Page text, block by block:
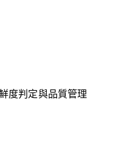
度判定與品質管理